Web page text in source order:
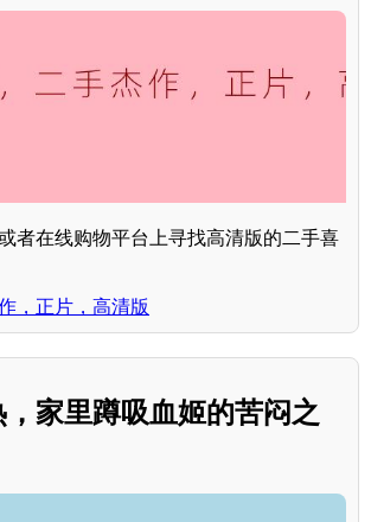
者在线购物平台上寻找高清版的二手喜
，正片，高清版
，家里蹲吸血姬的苦闷之